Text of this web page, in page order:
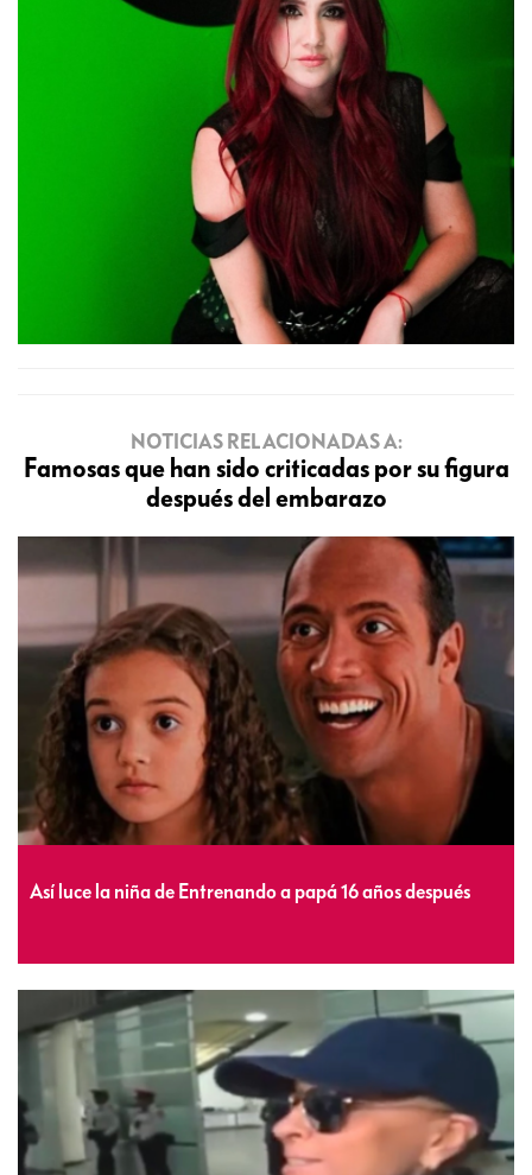
NOTICIAS RELACIONADAS A:
Famosas que han sido criticadas por su figura
después del embarazo
Así luce la niña de Entrenando a papá 16 años después